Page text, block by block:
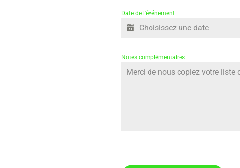
Date de l'événement
Notes complémentaires